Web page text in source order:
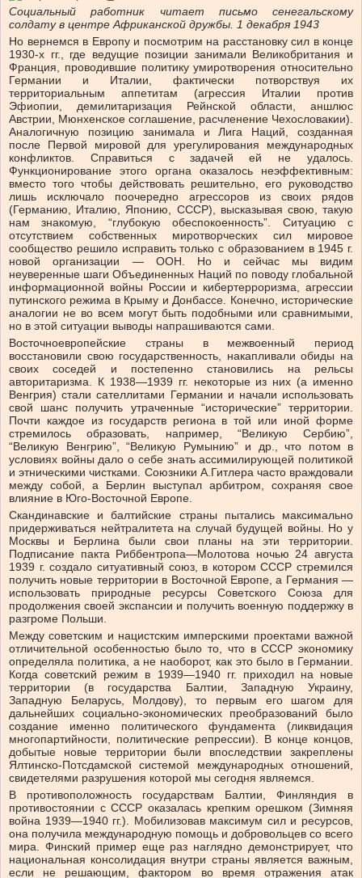
Социальный работник читает письмо сенегальскому
солдату в центре Африканской дружбы. 1 декабря 1943
Но вернемся в Европу и посмотрим на расстановку сил в конце
1930-х гг., где ведущие позиции занимали Великобритания и
Франция, проводившие политику умиротворения относительно
Германии и Италии, фактически потворствуя их
территориальным аппетитам (агрессия Италии против
Эфиопии, демилитаризация Рейнской области, аншлюс
Австрии, Мюнхенское соглашение, расчленение Чехословакии).
Аналогичную позицию занимала и Лига Наций, созданная
после Первой мировой для урегулирования международных
конфликтов. Справиться с задачей ей не удалось.
Функционирование этого органа оказалось неэффективным:
вместо того чтобы действовать решительно, его руководство
лишь исключало поочередно агрессоров из своих рядов
(Германию, Италию, Японию, СССР), высказывая свою, такую
нам знакомую, “глубокую обеспокоенность”. Ситуацию с
отсутствием собственных миротворческих сил мировое
сообщество решило исправить только с образованием в 1945 г.
новой организации — ООН. Но и сейчас мы видим
неуверенные шаги Объединенных Наций по поводу глобальной
информационной войны России и кибертерроризма, агрессии
путинского режима в Крыму и Донбассе. Конечно, исторические
аналогии не во всем могут быть подобными или сравнимыми,
но в этой ситуации выводы напрашиваются сами.
Восточноевропейские страны в межвоенный период
восстановили свою государственность, накапливали обиды на
своих соседей и постепенно становились на рельсы
авторитаризма. К 1938—1939 гг. некоторые из них (а именно
Венгрия) стали сателлитами Германии и начали использовать
свой шанс получить утраченные “исторические” территории.
Почти каждое из государств региона в той или иной форме
стремилось образовать, например, “Великую Сербию”,
“Великую Венгрию”, “Великую Румынию” и др., что потом в
условиях войны дало о себе знать ассимилирующей политикой
и этническими чистками. Союзники А.Гитлера часто враждовали
между собой, а Берлин выступал арбитром, сохраняя свое
влияние в Юго-Восточной Европе.
Скандинавские и балтийские страны пытались максимально
придерживаться нейтралитета на случай будущей войны. Но у
Москвы и Берлина были свои планы на эти территории.
Подписание пакта Риббентропа—Молотова ночью 24 августа
1939 г. создало ситуативный союз, в котором СССР стремился
получить новые территории в Восточной Европе, а Германия —
использовать природные ресурсы Советского Союза для
продолжения своей экспансии и получить военную поддержку в
разгроме Польши.
Между советским и нацистским имперскими проектами важной
отличительной особенностью было то, что в СССР экономику
определяла политика, а не наоборот, как это было в Германии.
Когда советский режим в 1939—1940 гг. приходил на новые
территории (в государства Балтии, Западную Украину,
Западную Беларусь, Молдову), то первым его шагом для
дальнейших социально-экономических преобразований было
создание именно политического фундамента (ликвидация
многопартийности, политические репрессии). В конце концов,
добытые новые территории были впоследствии закреплены
Ялтинско-Потсдамской системой международных отношений,
свидетелями разрушения которой мы сегодня являемся.
В противоположность государствам Балтии, Финляндия в
противостоянии с СССР оказалась крепким орешком (Зимняя
война 1939—1940 гг.). Мобилизовав максимум сил и ресурсов,
она получила международную помощь и добровольцев со всего
мира. Финский пример еще раз наглядно демонстрирует, что
национальная консолидация внутри страны является важным,
если не решающим, фактором во время отражения атак